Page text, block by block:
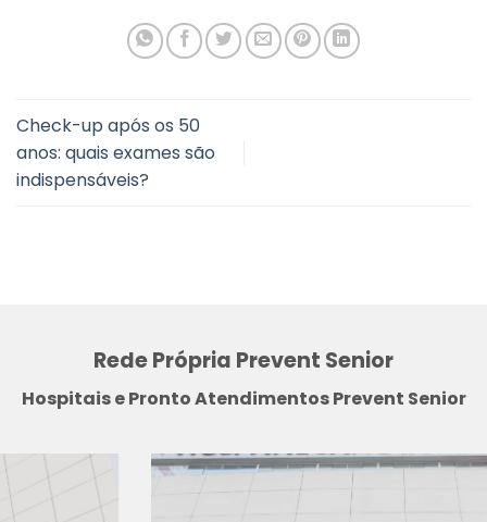
Check-up após os 50
anos: quais exames são
indispensáveis?
Rede Própria Prevent Senior
Hospitais e Pronto Atendimentos Prevent Senior